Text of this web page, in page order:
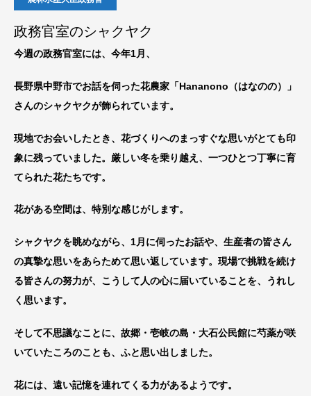
政務官室のシャクヤク
今週の政務官室には、今年1月、
長野県中野市でお話を伺った花農家「Hananono（はなのの）」
さんのシャクヤクが飾られています。
現地でお会いしたとき、花づくりへのまっすぐな思いがとても印
象に残っていました。厳しい冬を乗り越え、一つひとつ丁寧に育
てられた花たちです。
花がある空間は、特別な感じがします。
シャクヤクを眺めながら、1月に伺ったお話や、生産者の皆さん
の真摯な思いをあらためて思い返しています。現場で挑戦を続け
る皆さんの努力が、こうして人の心に届いていることを、うれし
く思います。
そして不思議なことに、故郷・壱岐の島・大石公民館に芍薬が咲
いていたころのことも、ふと思い出しました。
花には、遠い記憶を連れてくる力があるようです。